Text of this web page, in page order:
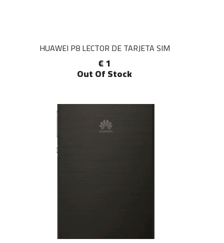
HUAWEI P8 LECTOR DE TARJETA SIM
€ 1
Out Of Stock